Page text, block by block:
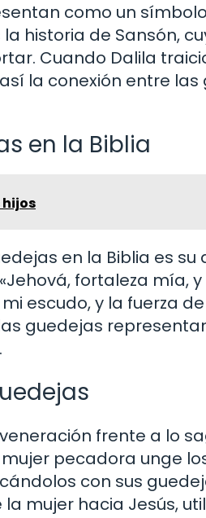
como un
historia de Sansón,
Cuando Dalila
la conexión entre las
en la Biblia
hijos
en la Biblia es su
fortaleza mía,
escudo, y la fuerza
guedejas
frente a lo
pecadora unge
con sus
mujer hacia Jesús,